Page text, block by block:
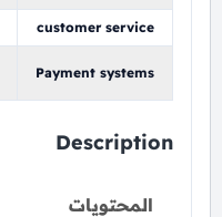
customer service
Payment systems
Description
المحتويات